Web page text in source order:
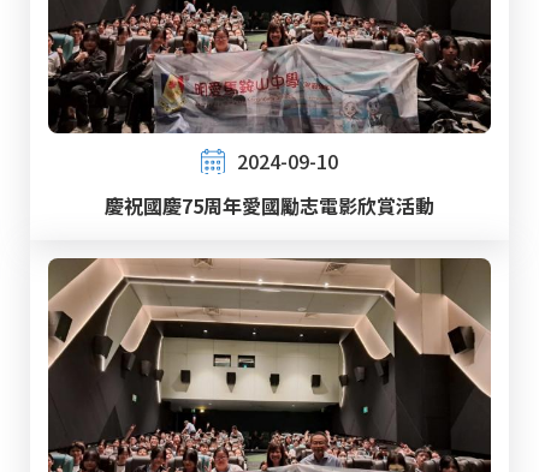
2024-09-10
慶祝國慶75周年愛國勵志電影欣賞活動